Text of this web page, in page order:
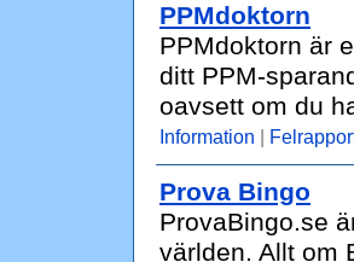
PPMdoktorn
PPMdoktorn är
ditt PPM-
oavsett om du
Information |
Prova Bingo
ProvaBingo.se
världen. Allt om